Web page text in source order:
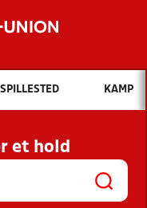
vil du søge efter?
OG NYHEDER
KLUBBER OG
SPILLESTED KAMP
et hold